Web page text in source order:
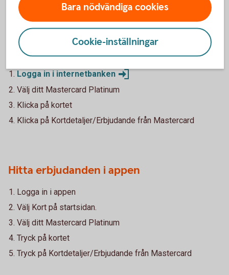
Ta del av alla erbjudanden för
Mastercard Platinum
Hitta erbjudanden i internettbanken
Logga in i internetbanken
Välj ditt Mastercard Platinum
Klicka på kortet
Klicka på Kortdetaljer/Erbjudande från Mastercard
Hitta erbjudanden i appen
Logga in i appen
Välj Kort på startsidan.
Välj ditt Mastercard Platinum
Tryck på kortet
Tryck på Kortdetaljer/Erbjudande från Mastercard
Bara nödvändiga cookies
Cookie-inställningar